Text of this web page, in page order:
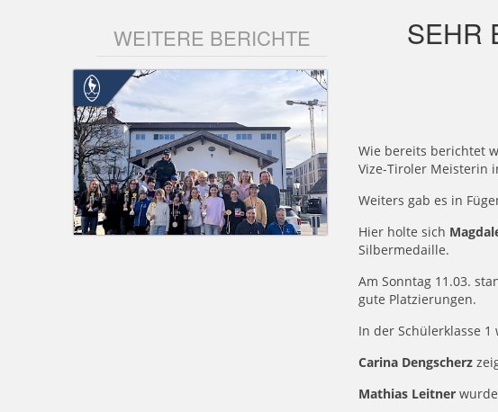
SEHR
Wie bereits berichtet
Vize-Tiroler Meisterin
Weiters gab es in
Hier holte sich
Silbermedaille.
Am Sonntag 11.03.
gute Platzierungen.
In der Schülerklasse 1
Carina Dengscherz
Mathias Leitner
WEITERE BERICHTE